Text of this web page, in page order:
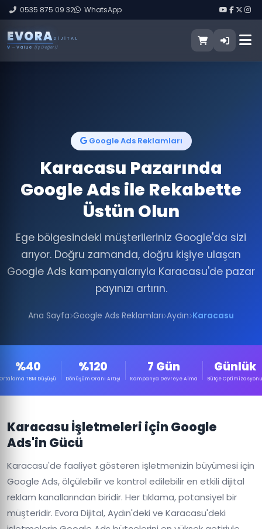
0535 875 09 32 WhatsApp
EVORA DIJITAL
V — Value (İş Değeri)
Google Ads Reklamları
Karacasu Pazarında
Google Ads ile Rekabette
Üstün Olun
Ege bölgesindeki müşterileriniz Google'da sizi
arıyor. Doğru zamanda, doğru kişiye ulaşan
Google Ads kampanyalarıyla Karacasu'de pazar
payınızı artırın.
Ana Sayfa Google Ads Reklamları Aydın Karacasu
%40
Ortalama TBM Düşüşü
%120
Dönüşüm Oranı Artışı
7 Gün
Kampanya Devreye Alma
Günlük
Bütçe Optimizasyonu
Karacasu İşletmeleri için Google
Ads'in Gücü
Karacasu'de faaliyet gösteren işletmenizin büyümesi için
Google Ads, ölçülebilir ve kontrol edilebilir en etkili dijital
reklam kanallarından biridir. Her tıklama, potansiyel bir
müşteridir. Evora Dijital, Aydın'deki ve Karacasu'deki